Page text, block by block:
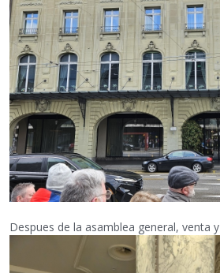
Despues de la asamblea general, venta